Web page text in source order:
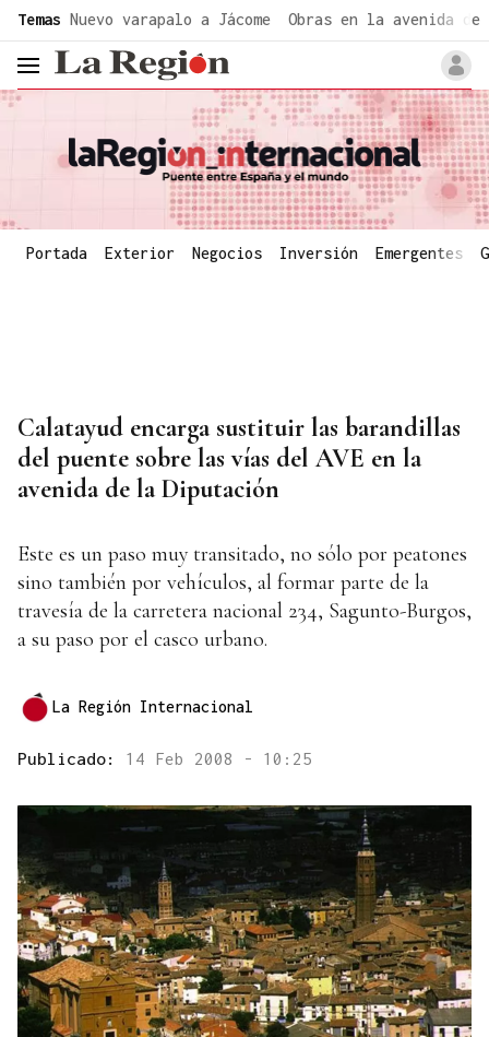
Temas Nuevo varapalo a Jácome Obras en la avenida de
header.menu.open
Portada Exterior Negocios Inversión Emergentes
Calatayud encarga sustituir las barandillas
del puente sobre las vías del AVE en la
avenida de la Diputación
Este es un paso muy transitado, no sólo por peatones
sino también por vehículos, al formar parte de la
travesía de la carretera nacional 234, Sagunto-Burgos,
a su paso por el casco urbano.
La Región Internacional
Publicado: 14 Feb 2008 - 10:25